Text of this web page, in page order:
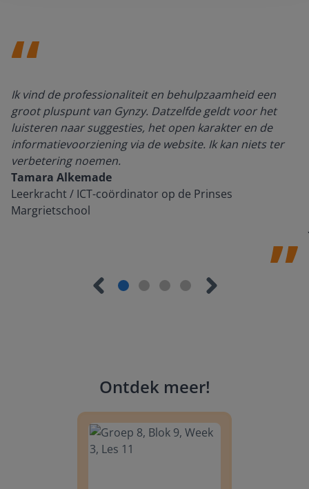
Ik vind de professionaliteit en behulpzaamheid een
groot pluspunt van Gynzy. Datzelfde geldt voor het
luisteren naar suggesties, het open karakter en de
informatievoorziening via de website. Ik kan niets ter
verbetering noemen.
Tamara Alkemade
Leerkracht / ICT-coördinator op de Prinses
Margrietschool
Ontdek meer!